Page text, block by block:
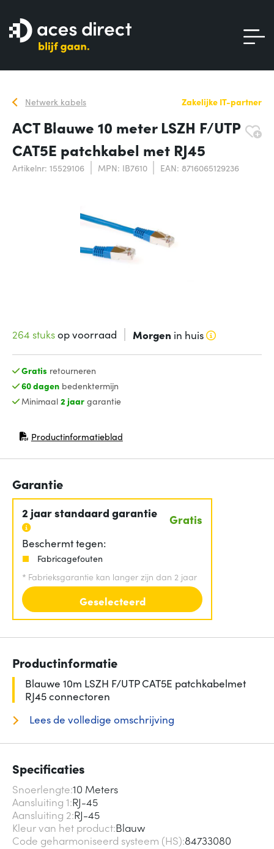
Netwerk kabels Zakelijke IT-partner
ACT Blauwe 10 meter LSZH F/UTP
CAT5E patchkabel met RJ45
Artikelnr: 15529106 MPN: IB7610 EAN: 8716065129236
264 stuksop voorraad Morgen in huis
Gratis retourneren
60 dagenbedenktermijn
Minimaal 2 jaargarantie
Productinformatieblad
(opent in nieuw venster)
Garantie
2 jaar standaard garantie Gratis
Beschermt tegen:
Fabricagefouten
* Fabrieksgarantie kan langer zijn dan 2 jaar
Geselecteerd
Productinformatie
Blauwe 10m LSZH F/UTP CAT5E patchkabelmet
RJ45 connectoren
Lees de volledige omschrijving
Specificaties
Snoerlengte 10 Meters
Aansluiting 1 RJ-45
Aansluiting 2 RJ-45
Kleur van het product Blauw
Code geharmoniseerd systeem (HS) 84733080